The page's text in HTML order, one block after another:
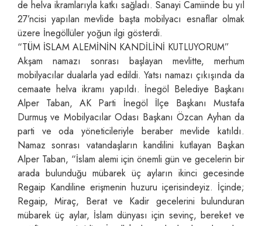
de helva ikramlarıyla katkı sağladı. Sanayi Camiinde bu yıl
27’ncisi yapılan mevlide başta mobilyacı esnaflar olmak
üzere İnegöllüler yoğun ilgi gösterdi.
“TÜM İSLAM ALEMİNİN KANDİLİNİ KUTLUYORUM”
Akşam namazı sonrası başlayan mevlitte, merhum
mobilyacılar dualarla yad edildi. Yatsı namazı çıkışında da
cemaate helva ikramı yapıldı. İnegöl Belediye Başkanı
Alper Taban, AK Parti İnegöl İlçe Başkanı Mustafa
Durmuş ve Mobilyacılar Odası Başkanı Özcan Ayhan da
parti ve oda yöneticileriyle beraber mevlide katıldı.
Namaz sonrası vatandaşların kandilini kutlayan Başkan
Alper Taban, “İslam alemi için önemli gün ve gecelerin bir
arada bulunduğu mübarek üç ayların ikinci gecesinde
Regaip Kandiline erişmenin huzuru içerisindeyiz. İçinde;
Regaip, Miraç, Berat ve Kadir gecelerini bulunduran
mübarek üç aylar, İslam dünyası için sevinç, bereket ve